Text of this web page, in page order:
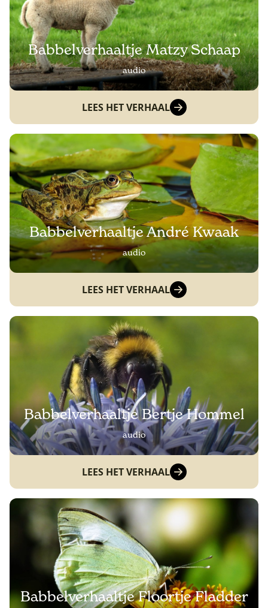
Babbelverhaaltje Matzy Schaap
audio
LEES HET VERHAAL
Babbelverhaaltje André Kwaak
audio
LEES HET VERHAAL
Babbelverhaaltje Bertje Hommel
audio
LEES HET VERHAAL
Babbelverhaaltje Floortje Fladder